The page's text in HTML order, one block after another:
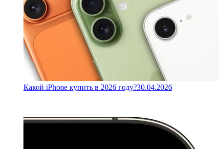
Какой iPhone купить в 2026 году?30.04.2026